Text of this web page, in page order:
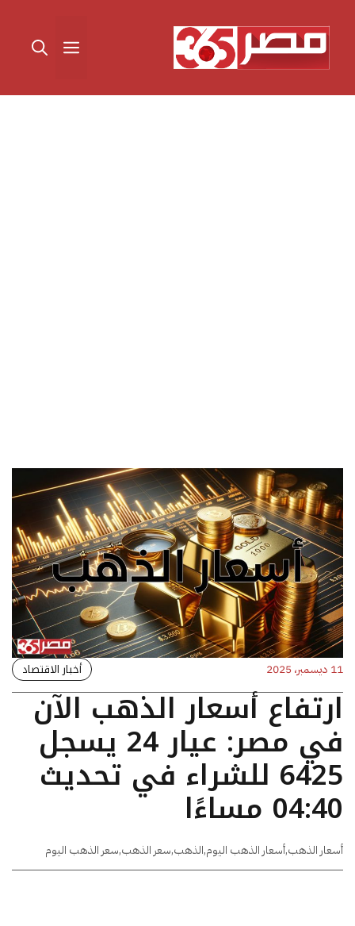
المحتوى القائمة
11 ديسمبر، 2025 أخبار الاقتصاد
ارتفاع أسعار الذهب الآن
في مصر: عيار 24 يسجل
6425 للشراء في تحديث
04:40 مساءًا
أسعار الذهب,أسعار الذهب اليوم,الذهب,سعر الذهب,سعر الذهب اليوم